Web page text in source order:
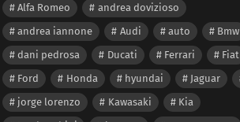
Alfa Romeo
andrea dovizioso
andrea iannone
Audi auto
Bmw
dani pedrosa
Ducati Ferrari
Fiat
Ford
Honda hyundai Jaguar
jorge lorenzo
Kawasaki
Kia